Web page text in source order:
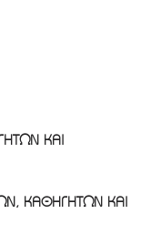
ΚΑΙ
ΚΑΘΗΓΗΤΩΝ ΚΑΙ